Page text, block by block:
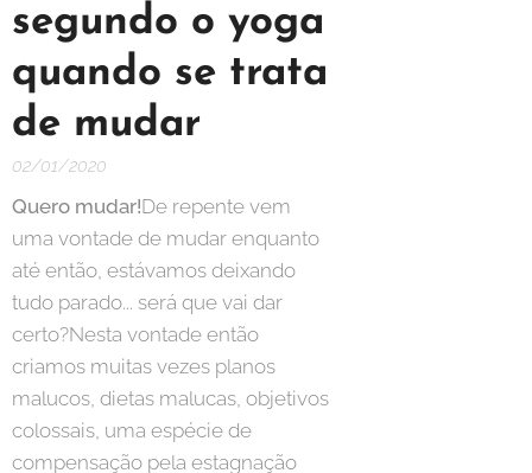
segundo o yoga
quando se trata
de mudar
02/01/2020
Quero mudar!De repente vem
uma vontade de mudar enquanto
até então, estávamos deixando
tudo parado... será que vai dar
certo?Nesta vontade então
criamos muitas vezes planos
malucos, dietas malucas, objetivos
colossais, uma espécie de
compensação pela estagnação